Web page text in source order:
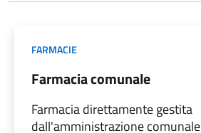
FARMACIE
Farmacia comunale
Farmacia direttamente gestita
dall'amministrazione comunale